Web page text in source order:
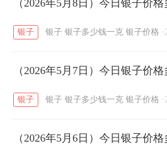
开国纪念币 大清银币
菜百 周生生 周大生
六福 / 金至尊 / 潮宏基
（2026年5月8日）今日银子价
银子 银子 银子多少钱一克 银子价格 ·
（2026年5月7日）今日银子价
银子 银子 银子多少钱一克 银子价格 ·
（2026年5月6日）今日银子价